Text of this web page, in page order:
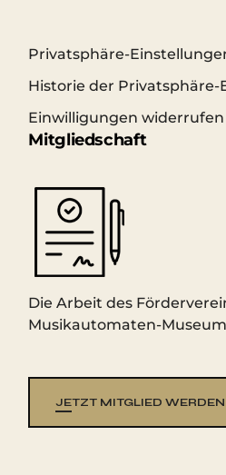
Privatsphäre-
Historie der Privatsphäre-
Einwilligungen widerrufen
Mitgliedschaft
Die Arbeit des
Musikautomaten-
JETZT MITGLIED WERDEN